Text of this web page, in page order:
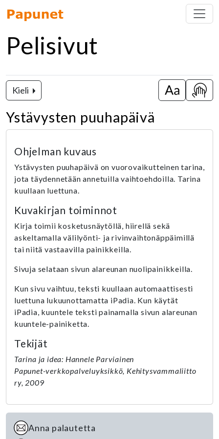
Pelisivut
Kieli
Vaihda isot
Ystävysten puuhapäivä
Ohjelman kuvaus
Ystävysten puuhapäivä on vuorovaikutteinen tarina,
jota täydennetään annetuilla vaihtoehdoilla. Tarina
kuullaan luettuna.
Kuvakirjan toiminnot
Kirja toimii kosketusnäytöllä, hiirellä sekä
askeltamalla välilyönti- ja rivinvaihtonäppäimillä
tai niitä vastaavilla painikkeilla.
Sivuja selataan sivun alareunan nuolipainikkeilla.
Kun sivu vaihtuu, teksti kuullaan automaattisesti
luettuna lukuunottamatta iPadia. Kun käytät
iPadia, kuuntele teksti painamalla sivun alareunan
kuuntele-painiketta.
Tekijät
Tarina ja idea: Hannele Parviainen
Papunet-verkkopalveluyksikkö, Kehitysvammaliitto
ry, 2009
Anna palautetta